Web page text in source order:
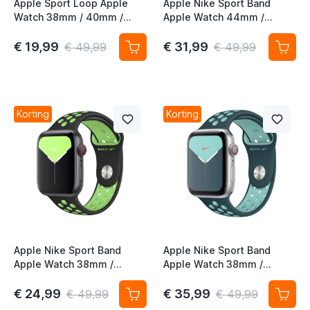
Apple Sport Loop Apple
Watch 38mm / 40mm /
41mm / 42mm Neon Lime
€ 19,99 € 49,99
Apple Nike Sport Band
Apple Watch 44mm /
45mm / 46mm / 49mm
Midnight Turquoise /
€ 31,99 € 49,99
Korting
Apple Nike Sport Band
Apple Watch 38mm /
40mm / 41mm / 42mm
Black / Lime Blast
€ 24,99 € 49,99
Korting
Apple Nike Sport Band
Apple Watch 38mm /
40mm / 41mm / 42mm
Midnight Turquoise /
€ 35,99 € 49,99